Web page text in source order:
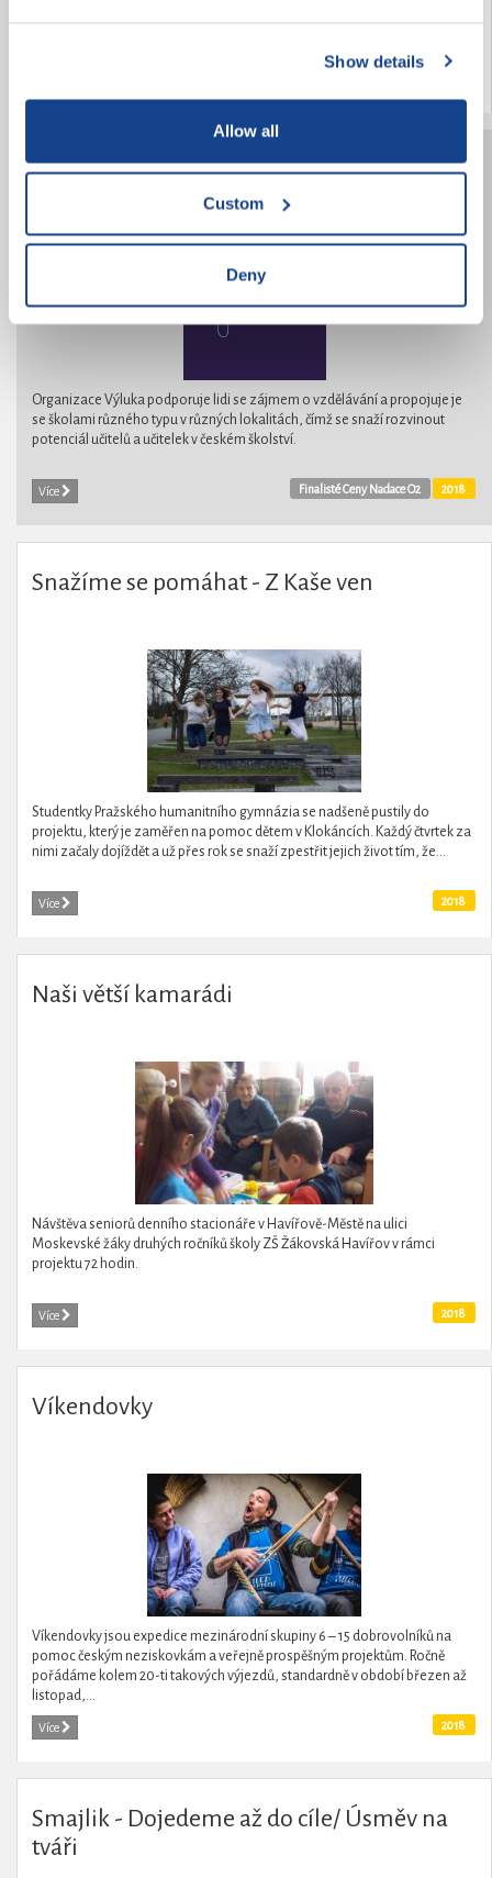
Show details
Allow all
Custom
Deny
Výluka
Organizace Výluka podporuje lidi se zájmem o vzdělávání a propojuje je
se školami různého typu v různých lokalitách, čímž se snaží rozvinout
potenciál učitelů a učitelek v českém školství.
Více 2018
Finalisté Ceny Nadace O2
Snažíme se pomáhat - Z Kaše ven
Studentky Pražského humanitního gymnázia se nadšeně pustily do
projektu, který je zaměřen na pomoc dětem v Klokáncích. Každý čtvrtek za
nimi začaly dojíždět a už přes rok se snaží zpestřit jejich život tím, že...
Více 2018
Naši větší kamarádi
Návštěva seniorů denního stacionáře v Havířově-Městě na ulici
Moskevské žáky druhých ročníků školy ZŠ Žákovská Havířov v rámci
projektu 72 hodin.
Více 2018
Víkendovky
Víkendovky jsou expedice mezinárodní skupiny 6 – 15 dobrovolníků na
pomoc českým neziskovkám a veřejně prospěšným projektům. Ročně
pořádáme kolem 20-ti takových výjezdů, standardně v období březen až
listopad,...
Více 2018
Smajlik - Dojedeme až do cíle/ Úsměv na
tváři